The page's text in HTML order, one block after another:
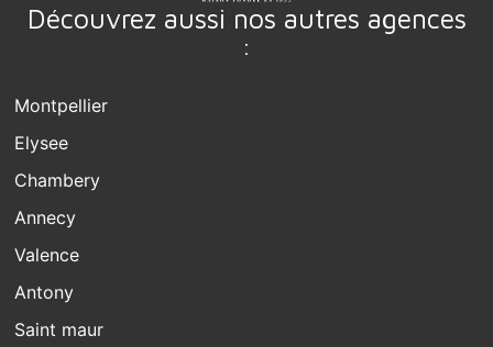
Découvrez aussi nos autres agences
:
Montpellier
Elysee
Chambery
Annecy
Valence
Antony
Saint maur